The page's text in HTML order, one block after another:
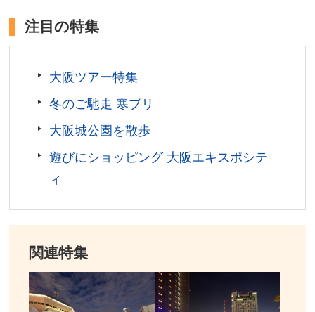
なんばグランド花月 公式サイト
注目の特集
大阪ツアー特集
冬のご馳走 寒ブリ
大阪城公園を散歩
遊びにショッピング 大阪エキスポシテ
ィ
関連特集